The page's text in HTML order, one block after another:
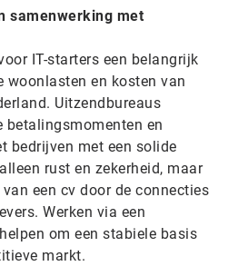
samenwerking met
IT-starters een belangrijk
woonlasten en kosten van
Uitzendbureaus
betalingsmomenten en
bedrijven met een solide
rust en zekerheid, maar
een cv door de connecties
Werken via een
om een stabiele basis
markt.